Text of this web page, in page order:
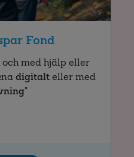
Fond
och med hjälp eller
digitalteller med
"